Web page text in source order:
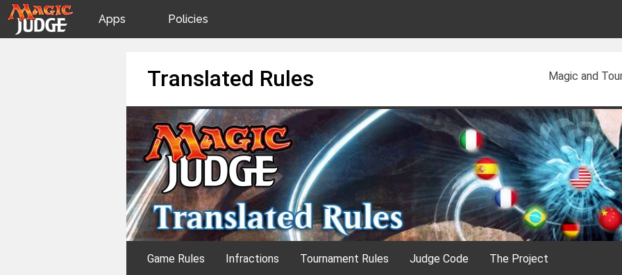
Apps Policies
Translated Rules Magic and
Game Rules Infractions Tournament Rules Judge Code The Project